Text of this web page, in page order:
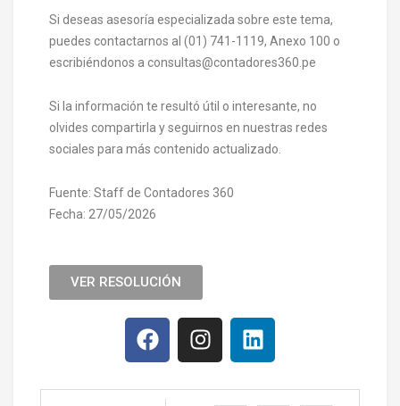
Si deseas asesoría especializada sobre este tema,
puedes contactarnos al (01) 741-1119, Anexo 100 o
escribiéndonos a consultas@contadores360.pe
Si la información te resultó útil o interesante, no
olvides compartirla y seguirnos en nuestras redes
sociales para más contenido actualizado.
Fuente: Staff de Contadores 360
Fecha: 27/05/2026
VER RESOLUCIÓN